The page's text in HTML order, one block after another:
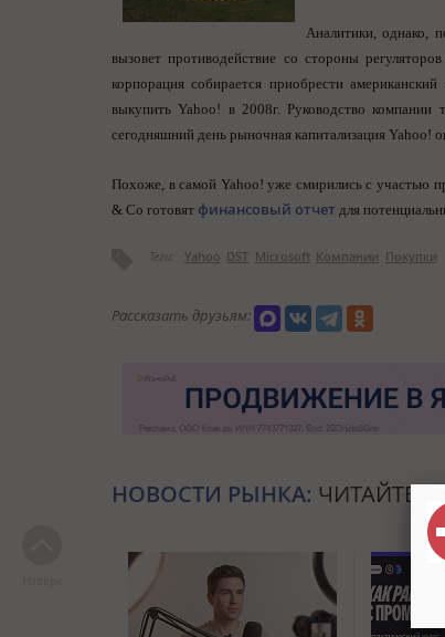
Аналитики, однако,
вызовет противодействие со стороны
корпорация собирается приобрести
выкупить Yahoo! в 2008г. Руководство
сегодняшний день рыночная капитализация Yahoo!
Похоже, в самой Yahoo! уже смирились с участью
& Co готовят финансовый отчет для
Теги: Yahoo DST Microsoft Компании Покупки
Рассказать друзьям:
НОВОСТИ РЫНКА: ЧИТАЙТЕ